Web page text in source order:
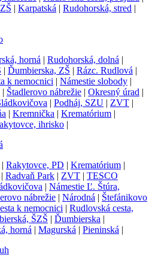
| Karpatská | Rudohorská, stred |
horná | Rudohorská, dolná |
| Ďumbierska, ZŠ | Rázc. Rudlová |
k nemocnici | Námestie slobody |
| Štadlerovo nábrežie | Okresný úrad |
| Podháj, SZU | ZVT |
| Kremnička | Krematórium |
ihrisko |
| Rakytovce, PD | Krematórium |
Radvaň Park | ZVT | TESCO
| Námestie Ľ. Štúra,
nábrežie | Národná | Štefánikovo
k nemocnici | Rudlovská cesta,
ŠZŠ | Ďumbierska |
horná | Magurská | Pieninská |